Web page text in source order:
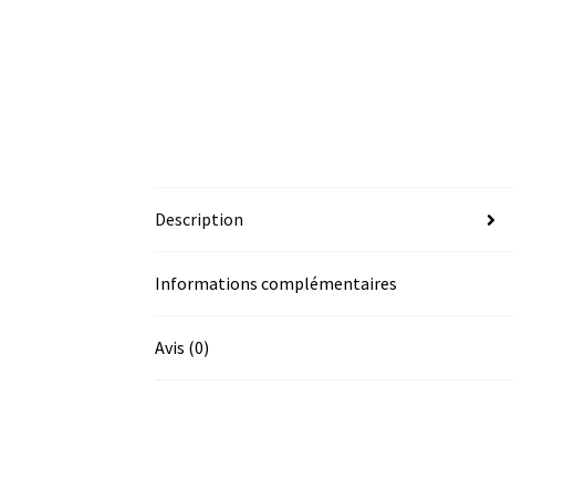
Description
Informations complémentaires
Avis (0)